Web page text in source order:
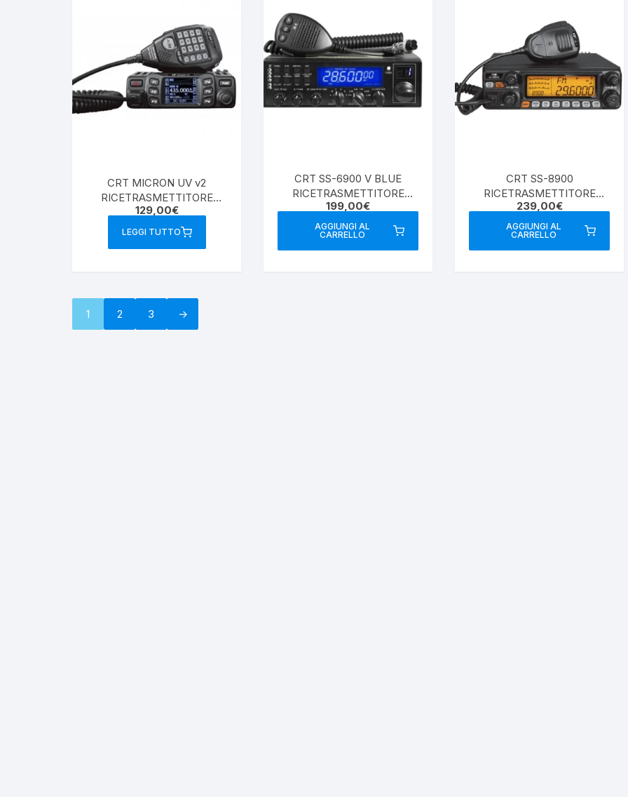
CRT MICRON UV v2
RICETRASMETTITORE
VHF/UHF 25W
129,00€
LEGGI TUTTO
CRT SS-6900 V BLUE
RICETRASMETTITORE
28MHZ
199,00€
AGGIUNGI AL
CARRELLO
CRT SS-8900
RICETRASMETTITORE
28MHZ
239,00€
AGGIUNGI AL
CARRELLO
1 2 3 →